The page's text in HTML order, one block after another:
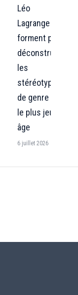
Léo
Lagrange se
forment pour
déconstruire
les
stéréotypes
de genre dès
le plus jeune
âge
6 juillet 2026